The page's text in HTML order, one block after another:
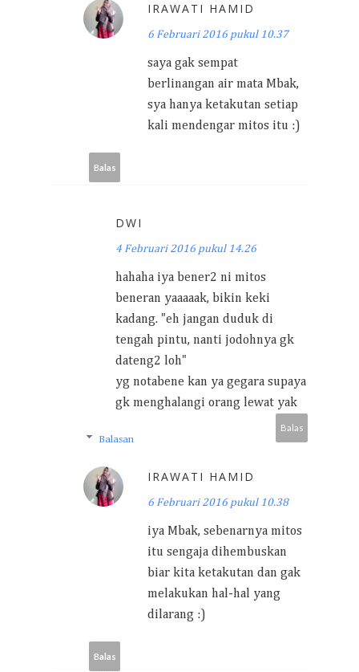
IRAWATI HAMID
6 Februari 2016 pukul 10.37
saya gak sempat
berlinangan air mata Mbak,
sya hanya ketakutan setiap
kali mendengar mitos itu :)
Balas
DWI
4 Februari 2016 pukul 14.26
hahaha iya bener2 ni mitos
beneran yaaaaak, bikin keki
kadang. "eh jangan duduk di
tengah pintu, nanti jodohnya gk
dateng2 loh"
yg notabene kan ya gegara supaya
gk menghalangi orang lewat yak
Balas
Balasan
IRAWATI HAMID
6 Februari 2016 pukul 10.38
iya Mbak, sebenarnya mitos
itu sengaja dihembuskan
biar kita ketakutan dan gak
melakukan hal-hal yang
dilarang :)
Balas